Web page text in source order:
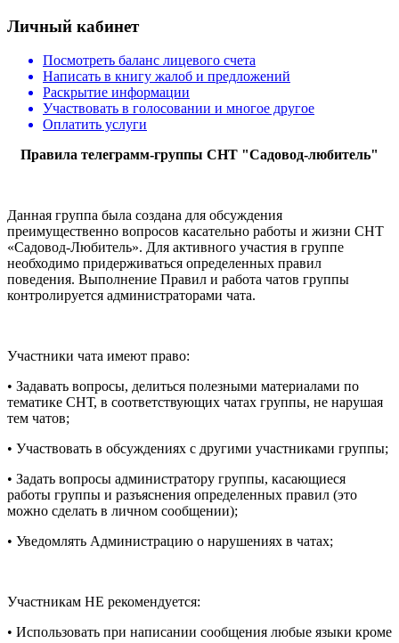
Личный кабинет
Посмотреть баланс лицевого счета
Написать в книгу жалоб и предложений
Раскрытие информации
Участвовать в голосовании и многое другое
Оплатить услуги
Правила телеграмм-группы СНТ "Садовод-любитель"
Данная группа была создана для обсуждения
преимущественно вопросов касательно работы и жизни СНТ
«Садовод-Любитель». Для активного участия в группе
необходимо придерживаться определенных правил
поведения. Выполнение Правил и работа чатов группы
контролируется администраторами чата.
Участники чата имеют право:
• Задавать вопросы, делиться полезными материалами по
тематике СНТ, в соответствующих чатах группы, не нарушая
тем чатов;
• Участвовать в обсуждениях с другими участниками группы;
• Задать вопросы администратору группы, касающиеся
работы группы и разъяснения определенных правил (это
можно сделать в личном сообщении);
• Уведомлять Администрацию о нарушениях в чатах;
Участникам НЕ рекомендуется:
• Использовать при написании сообщения любые языки кроме